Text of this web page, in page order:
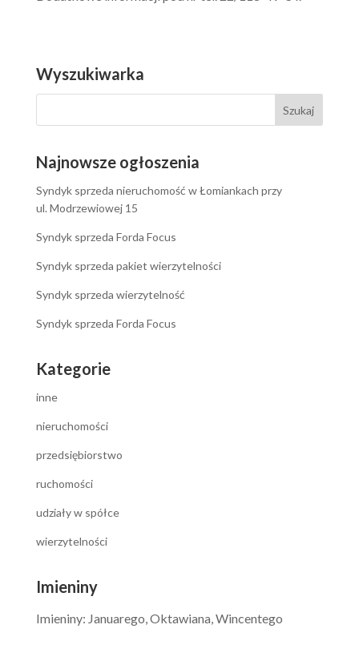
Wyszukiwarka
Najnowsze ogłoszenia
Syndyk sprzeda nieruchomość w Łomiankach przy
ul. Modrzewiowej 15
Syndyk sprzeda Forda Focus
Syndyk sprzeda pakiet wierzytelności
Syndyk sprzeda wierzytelność
Syndyk sprzeda Forda Focus
Kategorie
inne
nieruchomości
przedsiębiorstwo
ruchomości
udziały w spółce
wierzytelności
Imieniny
Imieniny: Januarego,Oktawiana,Wincentego